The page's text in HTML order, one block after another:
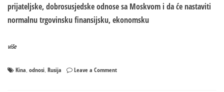
prijateljske, dobrosusjedske odnose sa Moskvom i da će nastaviti
normalnu trgovinsku finansijsku, ekonomsku
više
Kina odnosi Rusija Leave a Commenton